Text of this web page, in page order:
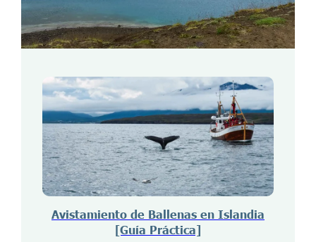
Avistamiento de Ballenas en Islandia
[Guía Práctica]